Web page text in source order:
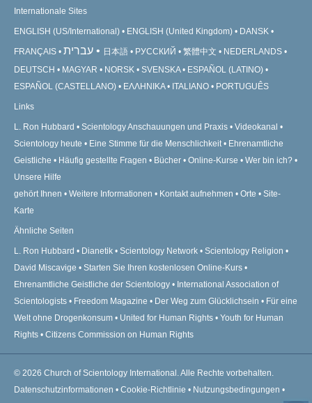
Internationale Sites
ENGLISH (US/International) ENGLISH (United Kingdom) DANSK
FRANÇAIS עברית 日本語 РУССКИЙ 繁體中文
NEDERLANDS
DEUTSCH
MAGYAR NORSK SVENSKA
ESPAÑOL (LATINO)
ESPAÑOL (CASTELLANO)
ΕΛΛΗΝΙΚA ITALIANO PORTUGUÊS
Links
L. Ron Hubbard Scientology Anschauungen und Praxis
Videokanal
Scientology heute
Eine Stimme für die Menschlichkeit
Ehrenamtliche
Geistliche
Häufig gestellte Fragen Bücher Online-Kurse
Wer bin ich?
Unsere Hilfe
gehört Ihnen
Weitere Informationen Kontakt aufnehmen Orte
Site-
Karte
Ähnliche Seiten
L. Ron Hubbard Dianetik Scientology Network
Scientology Religion
David Miscavige
Starten Sie Ihren kostenlosen Online-Kurs
Ehrenamtliche Geistliche der Scientology
International Association of
Scientologists
Freedom Magazine Der Weg zum Glücklichsein
Für eine
Welt ohne Drogenkonsum
United for Human Rights
Youth for Human
Rights
Citizens Commission on Human Rights
© 2026 Church of Scientology International. Alle Rechte vorbehalten.
Datenschutzinformationen • Cookie-Richtlinie • Nutzungsbedingungen •